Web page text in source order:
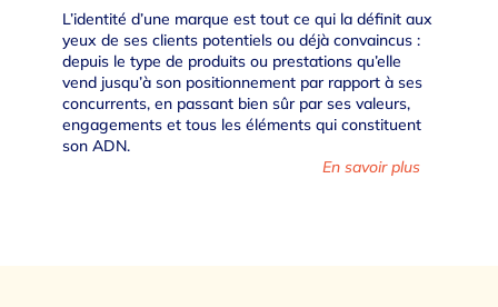
L’identité d’une marque est tout ce qui la définit aux
yeux de ses clients potentiels ou déjà convaincus :
depuis le type de produits ou prestations qu’elle
vend jusqu’à son positionnement par rapport à ses
concurrents, en passant bien sûr par ses valeurs,
engagements et tous les éléments qui constituent
son ADN.
En savoir plus